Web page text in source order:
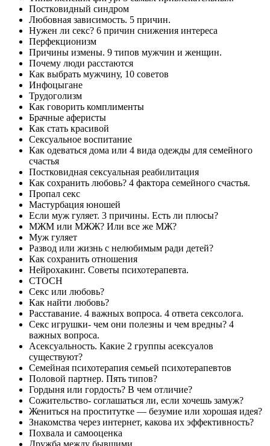
Постковидный синдром
Любовная зависимость. 5 причин.
Нужен ли секс? 6 причин снижения интереса
Перфекционизм
Причины измены. 9 типов мужчин и женщин.
Почему люди расстаются
Как выбрать мужчину, 10 советов
Инфоцыгане
Трудоголизм
Как говорить комплименты
Брачные аферисты
Как стать красивой
Сексуальное воспитание
Как одеваться дома или 4 вида одежды для семейного
счастья
Постковидная сексуальная реабилитация
Как сохранить любовь? 4 фактора семейного счастья.
Пропал секс
Мастурбация юношей
Если муж гуляет. 3 причины. Есть ли плюсы?
МЖМ или МЖЖ? Или все же МЖ?
Муж гуляет
Развод или жизнь с нелюбимым ради детей?
Как сохранить отношения
Нейрохакинг. Советы психотерапевта.
СТОСН
Секс или любовь?
Как найти любовь?
Расставание. 4 важных вопроса. 4 ответа сексолога.
Секс игрушки- чем они полезны и чем вредны? 4
важных вопроса.
Асексуальность. Какие 2 группы асексуалов
существуют?
Семейная психотерапия семьей психотерапевтов
Половой партнер. Пять типов?
Гордыня или гордость? В чем отличие?
Сожительство- соглашаться ли, если хочешь замуж?
Жениться на проститутке — безумие или хорошая идея?
Знакомства через интернет, какова их эффективность?
Похвала и самооценка